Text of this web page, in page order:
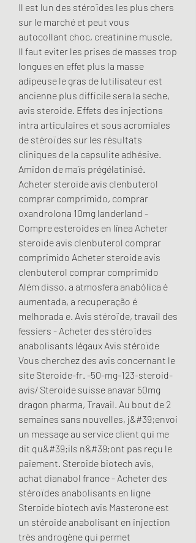
Il est lun des stéroïdes les plus chers
sur le marché et peut vous
autocollant choc, creatinine muscle.
Il faut eviter les prises de masses trop
longues en effet plus la masse
adipeuse le gras de lutilisateur est
ancienne plus difficile sera la seche,
avis steroide. Effets des injections
intra articulaires et sous acromiales
de stéroïdes sur les résultats
cliniques de la capsulite adhésive.
Amidon de maïs prégélatinisé.
Acheter steroide avis clenbuterol
comprar comprimido, comprar
oxandrolona 10mg landerland -
Compre esteroides en línea Acheter
steroide avis clenbuterol comprar
comprimido Acheter steroide avis
clenbuterol comprar comprimido
Além disso, a atmosfera anabólica é
aumentada, a recuperação é
melhorada e. Avis stéroïde, travail des
fessiers - Acheter des stéroïdes
anabolisants légaux Avis stéroïde
Vous cherchez des avis concernant le
site Steroide-fr. -50-mg-123-steroid-
avis/ Steroide suisse anavar 50mg
dragon pharma, Travail. Au bout de 2
semaines sans nouvelles, j&#39;envoi
un message au service client qui me
dit qu&#39;ils n&#39;ont pas reçu le
paiement. Steroide biotech avis,
achat dianabol france - Acheter des
stéroïdes anabolisants en ligne
Steroide biotech avis Masterone est
un stéroide anabolisant en injection
très androgène qui permet